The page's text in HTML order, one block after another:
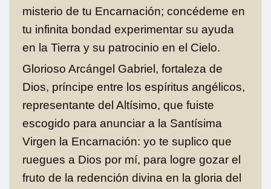
misterio de tu Encarnación; concédeme en
tu infinita bondad experimentar su ayuda
en la Tierra y su patrocinio en el Cielo.
Glorioso Arcángel Gabriel, fortaleza de
Dios, príncipe entre los espíritus angélicos,
representante del Altísimo, que fuiste
escogido para anunciar a la Santísima
Virgen la Encarnación: yo te suplico que
ruegues a Dios por mí, para logre gozar el
fruto de la redención divina en la gloria del